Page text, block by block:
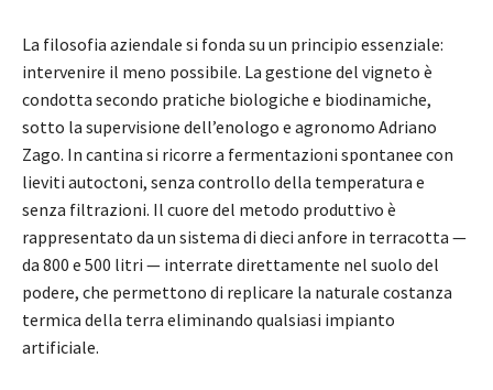
La filosofia aziendale si fonda su un principio essenziale:
intervenire il meno possibile. La gestione del vigneto è
condotta secondo pratiche biologiche e biodinamiche,
sotto la supervisione dell’enologo e agronomo Adriano
Zago. In cantina si ricorre a fermentazioni spontanee con
lieviti autoctoni, senza controllo della temperatura e
senza filtrazioni. Il cuore del metodo produttivo è
rappresentato da un sistema di dieci anfore in terracotta —
da 800 e 500 litri — interrate direttamente nel suolo del
podere, che permettono di replicare la naturale costanza
termica della terra eliminando qualsiasi impianto
artificiale.